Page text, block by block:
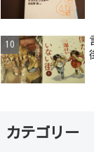
カテゴリー